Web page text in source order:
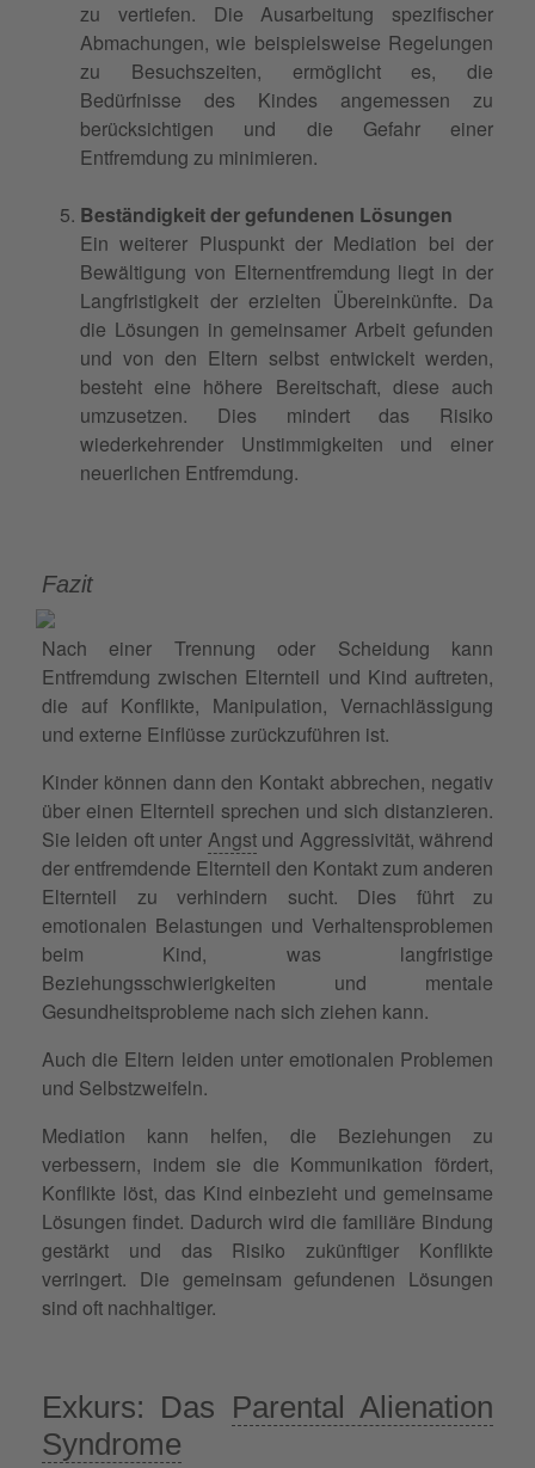
zu vertiefen. Die Ausarbeitung spezifischer
Abmachungen, wie beispielsweise Regelungen
zu Besuchszeiten, ermöglicht es, die
Bedürfnisse des Kindes angemessen zu
berücksichtigen und die Gefahr einer
Entfremdung zu minimieren.
Beständigkeit der gefundenen Lösungen
Ein weiterer Pluspunkt der Mediation bei der
Bewältigung von Elternentfremdung liegt in der
Langfristigkeit der erzielten Übereinkünfte. Da
die Lösungen in gemeinsamer Arbeit gefunden
und von den Eltern selbst entwickelt werden,
besteht eine höhere Bereitschaft, diese auch
umzusetzen. Dies mindert das Risiko
wiederkehrender Unstimmigkeiten und einer
neuerlichen Entfremdung.
Fazit
Nach einer Trennung oder Scheidung kann
Entfremdung zwischen Elternteil und Kind auftreten,
die auf Konflikte, Manipulation, Vernachlässigung
und externe Einflüsse zurückzuführen ist.
Kinder können dann den Kontakt abbrechen, negativ
über einen Elternteil sprechen und sich distanzieren.
Sie leiden oft unter Angstund Aggressivität, während
der entfremdende Elternteil den Kontakt zum anderen
Elternteil zu verhindern sucht. Dies führt zu
emotionalen Belastungen und Verhaltensproblemen
beim Kind, was langfristige
Beziehungsschwierigkeiten und mentale
Gesundheitsprobleme nach sich ziehen kann.
Auch die Eltern leiden unter emotionalen Problemen
und Selbstzweifeln.
Mediation kann helfen, die Beziehungen zu
verbessern, indem sie die Kommunikation fördert,
Konflikte löst, das Kind einbezieht und gemeinsame
Lösungen findet. Dadurch wird die familiäre Bindung
gestärkt und das Risiko zukünftiger Konflikte
verringert. Die gemeinsam gefundenen Lösungen
sind oft nachhaltiger.
Exkurs: Das Parental Alienation
Syndrome